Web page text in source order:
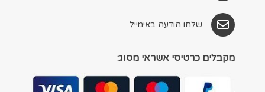
שלחו הודעה באימייל
מקבלים כרטיסי אשראי מסוג: